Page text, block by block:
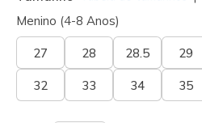
Menino (4-8 Anos)
27 28 28.5 29
32 33 34 35